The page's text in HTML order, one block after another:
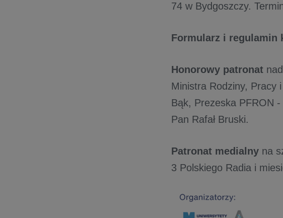
74 w Bydgoszczy.
Formularz i regulamin
Honorowy patronat
Ministra Rodziny, Pracy
Bąk, Prezeska PFRON
Pan Rafał Bruski.
Patronat medialny na
3 Polskiego Radia i